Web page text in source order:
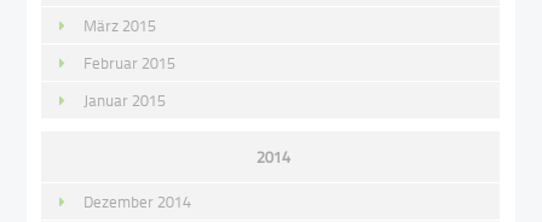
März 2015
Februar 2015
Januar 2015
2014
Dezember 2014